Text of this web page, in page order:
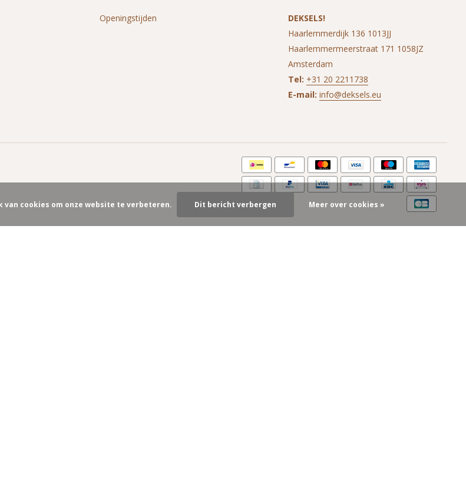
Openingstijden
DEKSELS!
Haarlemmerdijk 136 1013JJ
Haarlemmermeerstraat 171 1058JZ
Amsterdam
Tel: +31 20 2211738
E-mail: info@deksels.eu
cookies om onze website te verbeteren. Dit bericht verbergen Meer over cookies »